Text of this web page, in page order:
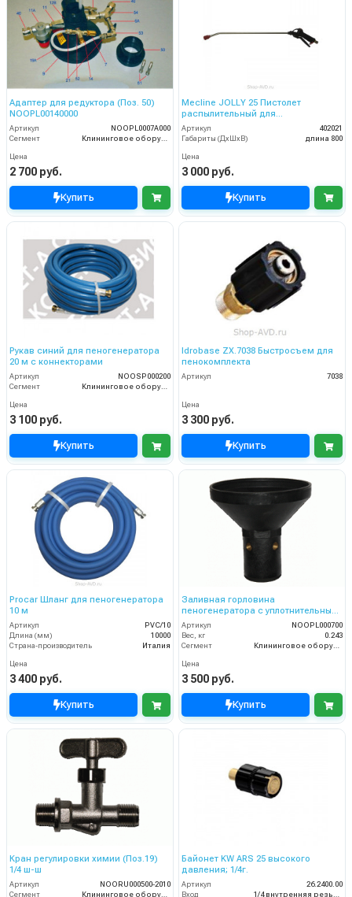
Адаптeр для редуктора (Поз. 50)
NOOPL00140000
Артикул
NOOPL0007A000
Сегмент
Цена
2 700 руб.
Купить
Mecline JOLLY 25 Пистолет
распылительный для
пеногенератора в сборе 600 мм PP
Артикул
402021
Габариты (ДхШхВ)
длина 800
Цена
3 000 руб.
Купить
Рукав синий для пеногенератора
20 м с коннекторами
Артикул
NOOSP000200
Сегмент
Клининговое оборудование
Цена
3 100 руб.
Купить
Idrobase ZX.7038 Быстросъем для
пенокомплекта
Артикул 7038
Цена
3 300 руб.
Купить
Procar Шланг для пеногенератора
10 м
Артикул
PVC/10
Длина (мм)
10000
Страна-производитель
Италия
Цена
3 400 руб.
Купить
Заливная горловина
пеногенератора с уплотнительным
Артикул
NOOPL000700
Вес, кг
0.243
Сегмент
Клининговое оборудование
Цена
3 500 руб.
Купить
Кран регулировки химии (Поз.19)
1/4 ш-ш
Артикул
NOORU000500-2010
Сегмент
Байонет KW ARS 25 высокого
давления; 1/4г.
Артикул
26.2400.00
Вход